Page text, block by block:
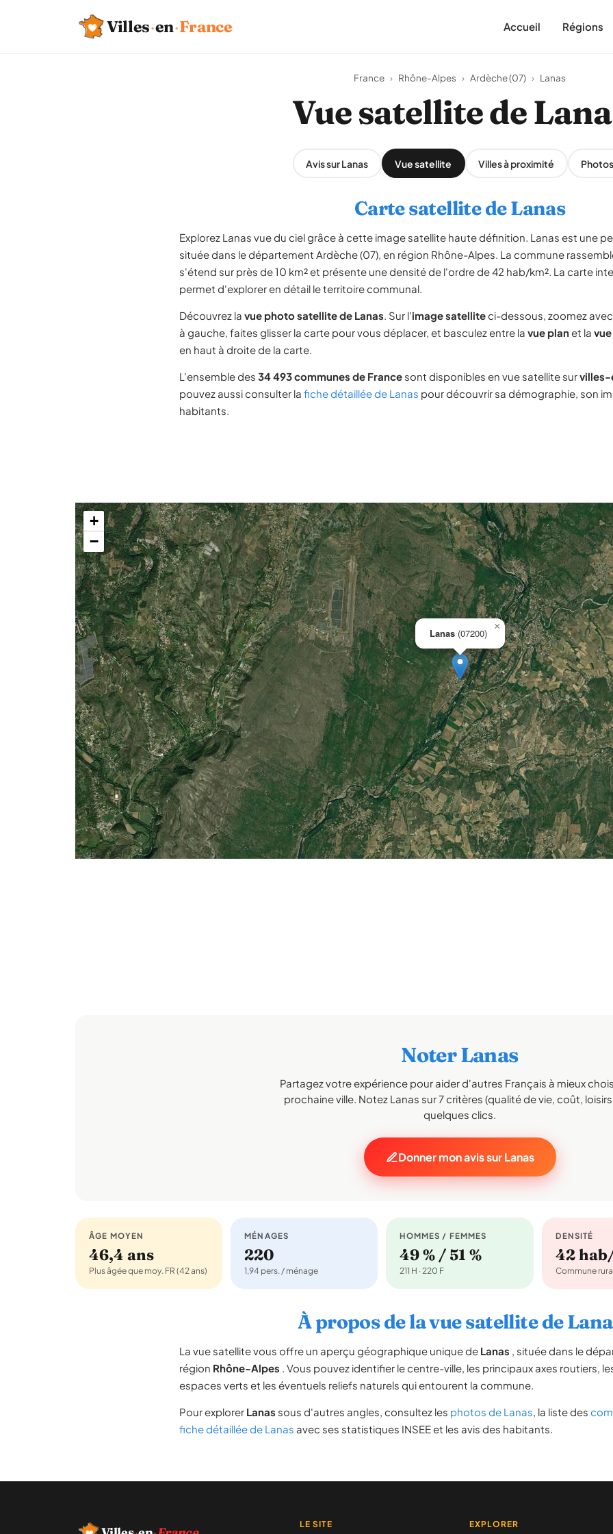
Villes·en·France Accueil Régions
France › Rhône-Alpes › Ardèche (07) › Lanas
Vue satellite de
Avis sur Lanas Vue satellite Villes à proximité Photos
Carte satellite de Lanas
Explorez Lanas vue du ciel grâce à cette image satellite haute définition. Lanas est une
située dans le département Ardèche (07), en région Rhône-Alpes. La commune
s'étend sur près de 10 km² et présente une densité de l'ordre de 42 hab/km². La carte
permet d'explorer en détail le territoire communal.
Découvrez la vue photo satellite de Lanas. Sur l'image satelliteci-dessous, zoomez
à gauche, faites glisser la carte pour vous déplacer, et basculez entre la vue planet la
en haut à droite de la carte.
L'ensemble des 34 493 communes de France sont disponibles en vue satellite sur
pouvez aussi consulter la fiche détaillée de Lanas pour découvrir sa démographie, son
habitants.
Lanas (07200)
×
+
−
Noter Lanas
Partagez votre expérience pour aider d'autres Français à mieux
prochaine ville. Notez Lanas sur 7 critères (qualité de vie, coût,
quelques clics.
Donner mon avis sur Lanas
ÂGE MOYEN
46,4 ans
Plus âgée que moy. FR (42 ans)
MÉNAGES
220
1,94 pers. / ménage
HOMMES / FEMMES
49 % / 51 %
211 H · 220 F
DENSITÉ
42
Commune
À propos de la vue satellite de
La vue satellite vous offre un aperçu géographique unique de Lanas , située dans le
région Rhône-Alpes . Vous pouvez identifier le centre-ville, les principaux axes routiers,
espaces verts et les éventuels reliefs naturels qui entourent la commune.
Pour explorer Lanas sous d'autres angles, consultez les photos de Lanas, la liste des
fiche détaillée de Lanas avec ses statistiques INSEE et les avis des habitants.
LE SITE EXPLORER